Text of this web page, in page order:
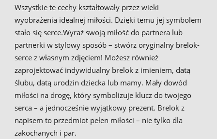
Wszystkie te cechy kształtowały przez wieki
wyobrażenia idealnej miłości. Dzięki temu jej symbolem
stało się serce.Wyraź swoją miłość do partnera lub
partnerki w stylowy sposób – stwórz oryginalny brelok-
serce z własnym zdjęciem! Możesz również
zaprojektować indywidualny brelok z imieniem, datą
ślubu, datą urodzin dziecka lub mamy. Mały dowód
miłości na drogę, który symbolizuje klucz do twojego
serca – a jednocześnie wyjątkowy prezent. Brelok z
napisem to przedmiot pełen miłości – nie tylko dla
zakochanych i par.